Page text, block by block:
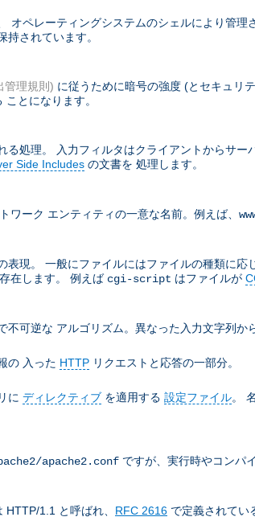
オペレーティングシステムのシェルにより管
されています。
管理規則) に従うために暗号の強度 (とセキュリ
とになります。
処理。 入力フィルタはクライアントからサ
Side Includes の文書を 処理します。
ーク エンティティの一意な名前。例えば、
現。 一般にファイルにはファイルの種類に
在します。 例えば cgi-script はファイルが
可逆な アルゴリズム。異なった入力文字列か
の 入った HTTP リクエストと応答の一部分。
に ディレクティブ を適用する 設定ファイル。
apache2.conf ですが、実行時やコンパ
1.1 と呼ばれ、 RFC 2616 で定義されてい